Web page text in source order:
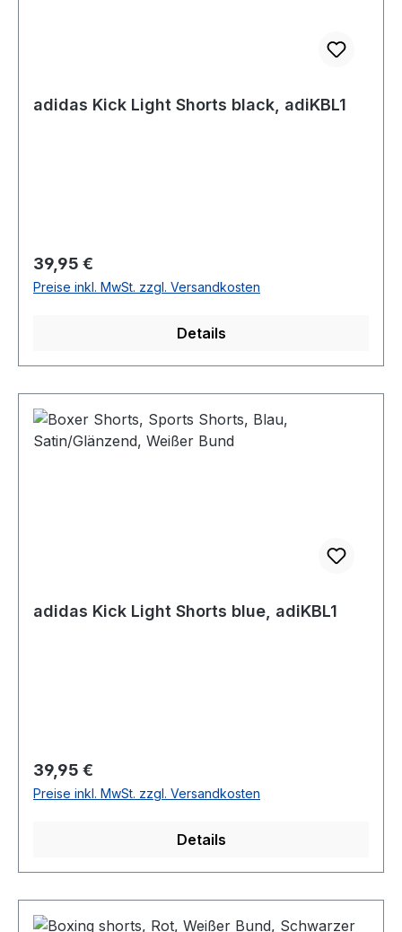
adidas Kick Light Shorts black, adiKBL1
Regulärer Preis:
39,95 €
Preise inkl. MwSt. zzgl. Versandkosten
Details
adidas Kick Light Shorts blue, adiKBL1
Regulärer Preis:
39,95 €
Preise inkl. MwSt. zzgl. Versandkosten
Details